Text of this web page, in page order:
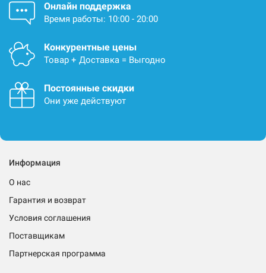
Онлайн поддержка
Время работы: 10:00 - 20:00
Конкурентные цены
Товар + Доставка = Выгодно
Постоянные скидки
Они уже действуют
Информация
О нас
Гарантия и возврат
Условия соглашения
Поставщикам
Партнерская программа